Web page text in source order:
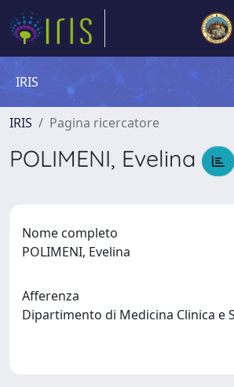
IRIS
IRIS Pagina ricercatore
POLIMENI, Evelina
Nome completo
POLIMENI, Evelina
Afferenza
Dipartimento di Medicina Clinica e